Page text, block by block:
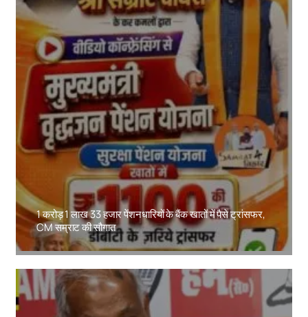
1 करोड़ 1 लाख 33 हजार पेंशनधारियों के बैंक खातों में पैसे ट्रांसफर,
CM सम्राट की सौगात
Amit Lekh